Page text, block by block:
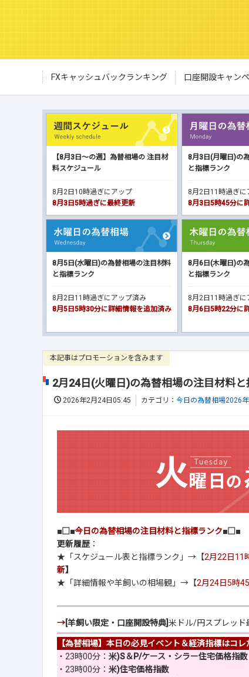
FXキャッシュバックランキング 口座開設キャン
【8月3日～の週】為替相場の 注目材
料スケジュール
8月2日10時過ぎにアップ
8月3日5時過ぎに最終更新
8月3日(月曜日)の
と指標ランク
8月2日11時過ぎに
8月3日5時45分に
8月5日(水曜日)の為替相場の注目材料
と指標ランク
8月2日11時過ぎにアップ済み
8月5日5時30分に詳細情報を追加済み
8月6日(木曜日)の
と指標ランク
8月2日11時過ぎに
8月6日5時22分に
本記事はプロモーションを含みます
2月24日(火曜日)の為替相場の注目材料と
2026年2月24日05:45 カテゴリ： 今日の為替相場2026
■□■今日の為替相場の注目材料と指標ランク■□■
更新履歴 ：
★「スケジュール表と指標ランク」→【2月22日11
新】
★「詳細情報や羊飼いの相場観」→【2月24日5時
→[羊飼い限定・口座開設特典]米ドル/円スプレッド
【為替相場】本日の必見イベント＆経済指標はコレ
・23時00分： 米)S＆P/ケース・シラー住宅価格指数
・23時00分： 米)住宅価格指数